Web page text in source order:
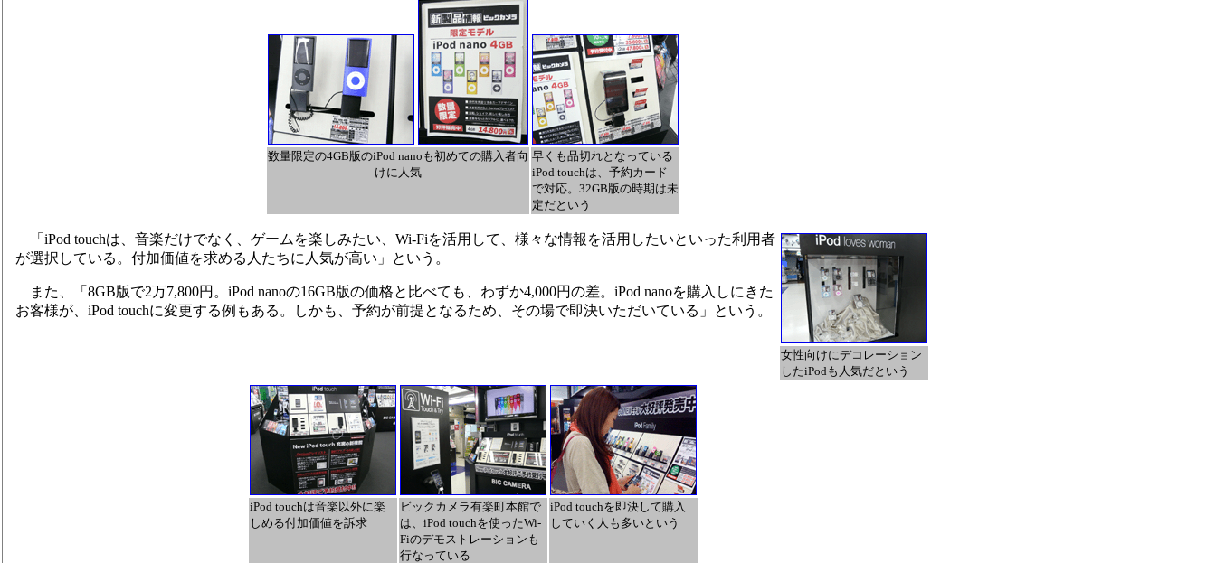
数量限定の4GB版のiPod nanoも初めての購入者向
けに人気
早くも品切れとなっている
iPod touchは、予約カード
で対応。32GB版の時期は未
定だという
女性向けにデコレーション
したiPodも人気だという
「iPod touchは、音楽だけでなく、ゲームを楽しみたい、Wi-Fiを活用して、様々な情報を活用したいといった利用者
が選択している。付加価値を求める人たちに人気が高い」という。
また、「8GB版で2万7,800円。iPod nanoの16GB版の価格と比べても、わずか4,000円の差。iPod nanoを購入しにきた
お客様が、iPod touchに変更する例もある。しかも、予約が前提となるため、その場で即決いただいている」という。
iPod touchは音楽以外に楽
しめる付加価値を訴求
ビックカメラ有楽町本館で
は、iPod touchを使ったWi-
Fiのデモストレーションも
行なっている
iPod touchを即決して購入
していく人も多いという